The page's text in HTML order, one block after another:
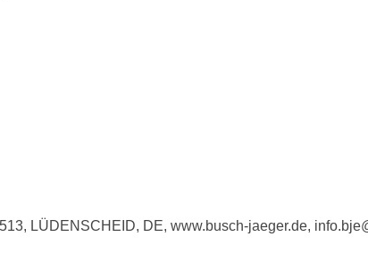
LÜDENSCHEID, DE, www.busch-jaeger.de,